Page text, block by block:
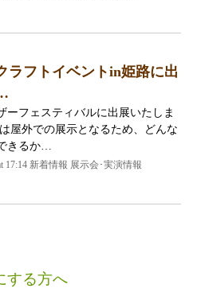
ラフトイベントin姫路に出
ーフェスティバルに出展いたしま
屋外での展示となるため、どんな
きるか…
17:14 新着情報 展示会･実演情報
する方へ